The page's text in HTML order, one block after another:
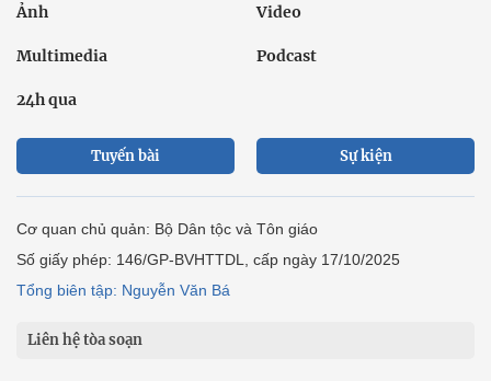
Ảnh Video
Multimedia Podcast
24h qua
Tuyến bài Sự kiện
Cơ quan chủ quản: Bộ Dân tộc và Tôn giáo
Số giấy phép: 146/GP-BVHTTDL, cấp ngày 17/10/2025
Tổng biên tập: Nguyễn Văn Bá
Liên hệ tòa soạn